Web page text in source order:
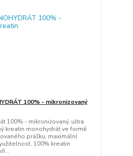
100% - mikronizovaný
100% - mikronizovaný, ultra
kreatin monohydrát ve formě
prášku, maximální
100% kreatin